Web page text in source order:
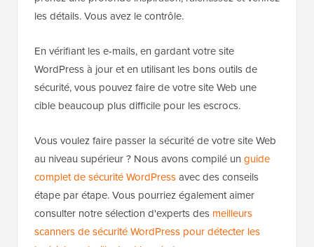
les détails. Vous avez le contrôle.
En vérifiant les e-mails, en gardant votre site
WordPress à jour et en utilisant les bons outils de
sécurité, vous pouvez faire de votre site Web une
cible beaucoup plus difficile pour les escrocs.
Vous voulez faire passer la sécurité de votre site Web
au niveau supérieur ? Nous avons compilé un guide
complet de sécurité WordPressavec des conseils
étape par étape. Vous pourriez également aimer
consulter notre sélection d'experts des meilleurs
scanners de sécurité WordPress pour détecter les